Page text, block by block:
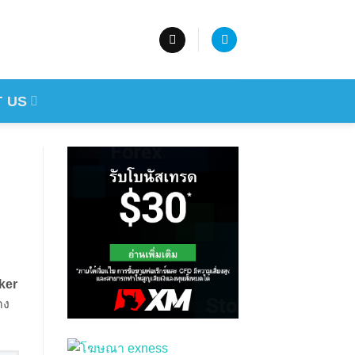
US